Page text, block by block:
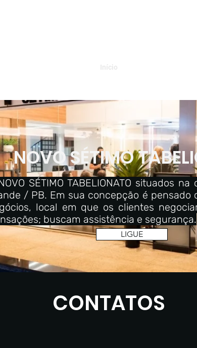
NOVO SÉTIMO
SÉTIMO TABELIONATO situados
/ PB. Em sua concepção é pensado
local em que os clientes
buscam assistência e segurança.
LIGUE
CONTATOS